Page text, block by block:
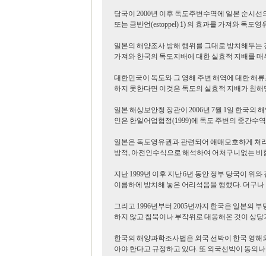
당국이 2000년 이후 독도주변수역에 일본 순시선
또는 금반언(estoppel) 1) 의 효과를 가져와 독도영
일본의 해양조사 방해 행위를 그대로 방치해두
가져와 한국의 독도지배에 대한 실효적 지배를 매
대한민국이 독도와 그 영해 주변 해역에 대한 해
하지 못한다면 이것은 독도의 실효적 지배가 침해
일본 해상보안청 장관이 2006년 7월 1일 한국의
인은 한일어업협정(1999)에 독도 주변의 중간수
일본은 독도영유권과 관련되어 애매모호하게 처
방적, 아전인수식으로 해석하여 어처구니없는 비
지난 1999년 이후 지난 6년 동안 정부 당국이 위
이름하에 방치해 놓은 어리석음을 행했다. 더구
그리고 1996년부터 2005년까지 한국은 일본의
하지 않고 침묵이나 부작위로 대응해온 것이 상
한국의 해양과학조사법은 외국 선박이 한국 영
아야 한다고 규정하고 있다. 또 외국선박이 동의